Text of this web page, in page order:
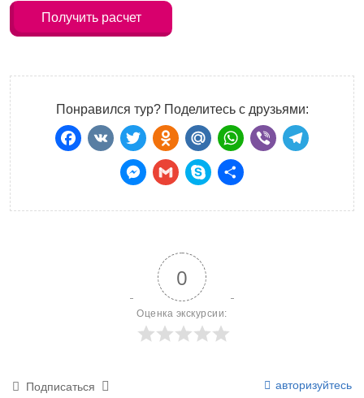
Получить расчет
Понравился тур? Поделитесь с друзьями:
Facebook
VKTwitter
Odnoklassniki
Mail.Ru
WhatsApp
Отправить
0
Оценка экскурсии:
Подписаться авторизуйтесь